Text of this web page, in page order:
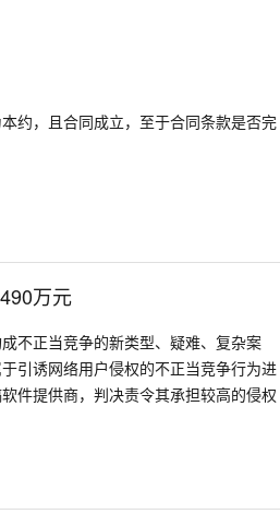
约，且合同成立，至于合同条款是否完
万元
不正当竞争的新类型、疑难、复杂案
引诱网络用户侵权的不正当竞争行为进
件提供商，判决责令其承担较高的侵权